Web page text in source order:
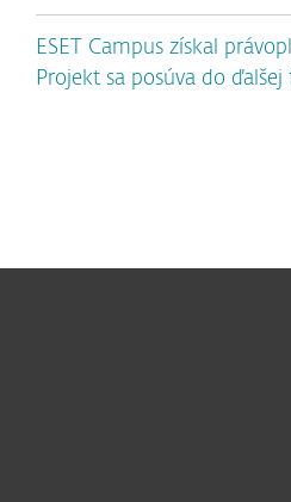
ESET Campus získal
Projekt sa posúva do